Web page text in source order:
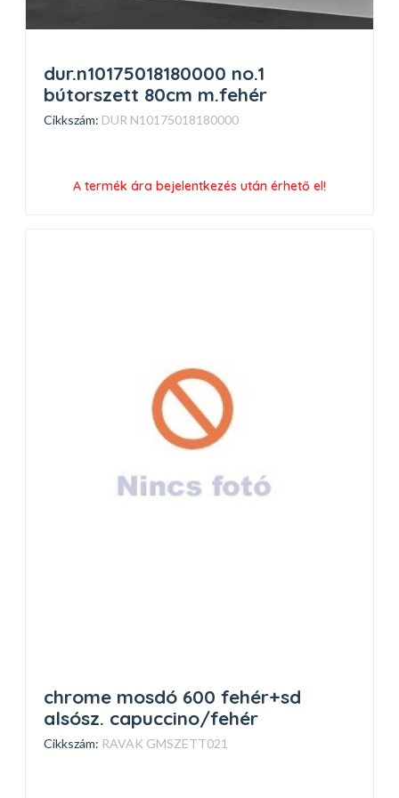
dur.n10175018180000 no.1
bútorszett 80cm m.fehér
Cikkszám: DUR N10175018180000
A termék ára bejelentkezés után érhető el!
chrome mosdó 600 fehér+sd
alsósz. capuccino/fehér
Cikkszám: RAVAK GMSZETT021